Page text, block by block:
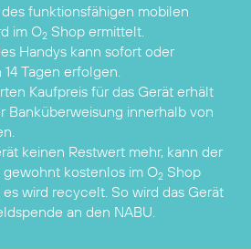
funktionsfähigen mobilen
im O2 Shop ermittelt.
Handys kann sofort oder
Tagen erfolgen.
Kaufpreis für das Gerät erhält
Banküberweisung innerhalb von
keinen Restwert mehr, kann der
gewohnt kostenlos im O2 Shop
wird recycelt. So wird das Gerät
an den NABU.